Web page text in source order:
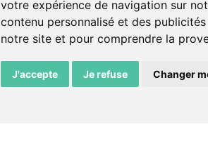
votre expérience de navigation sur
contenu personnalisé et des
notre site et pour comprendre la
J'accepte Je refuse Changer